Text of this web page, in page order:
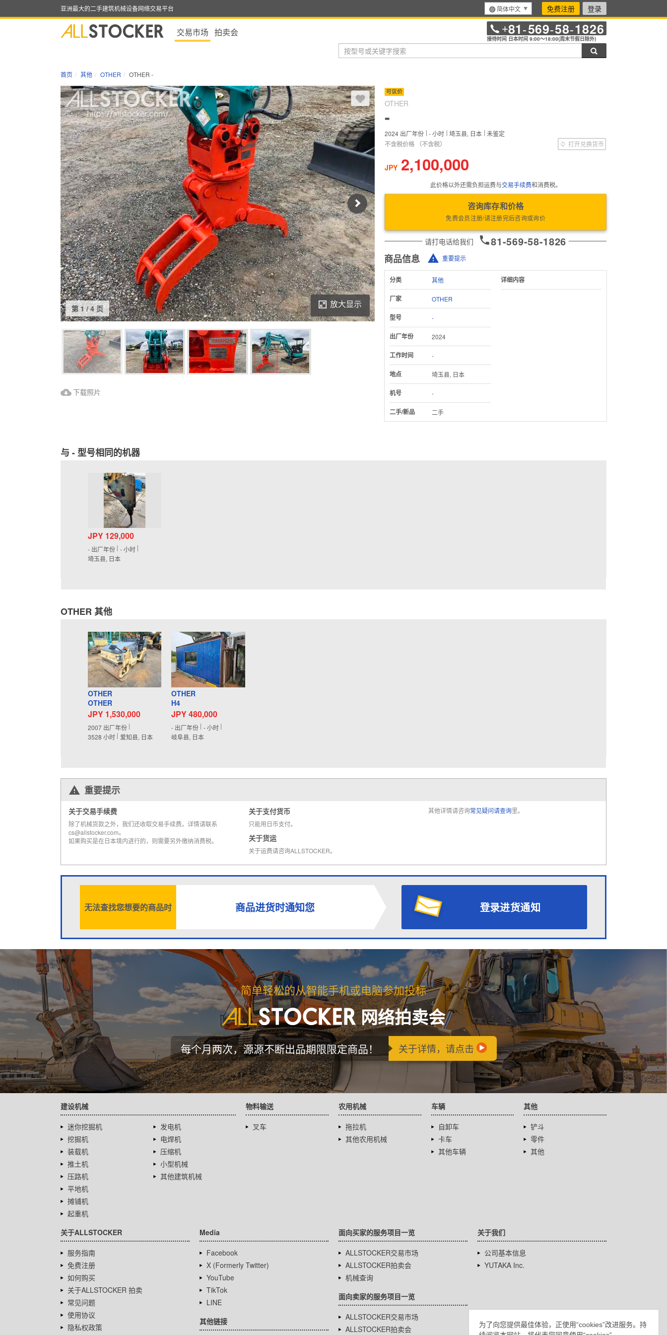
为了向您提供最佳体验，正使用“cookies”改进服务。持
亚洲最大的二手建筑机械设备网络交易平台 简体中文 免费注册 登录
交易市场 拍卖会 +81-569-58-1826
接待时间 日本时间 9:00～18:00(周末节假日除外)
首页 其他 OTHER OTHER -
可议价
OTHER
-
2024 出厂年份 -小时 埼玉县, 日本 未鉴定
第 1 / 4 页 放大显示
登录后，可以收藏到收藏夹
下载照片
不含税价格 （不含税）
JPY 2,100,000
打开兑换货币
此价格以外还需负担运费与交易手续费和消费税。
咨询库存和价格
免费会员注册/请注册完后咨询或询价
请打电话给我们 81-569-58-1826
商品信息 重要提示
分类 其他
厂家 OTHER
型号 -
出厂年份 2024
工作时间 -
地点 埼玉县, 日本
机号 -
二手/新品 二手
详细内容
与 - 型号相同的机器
JPY 129,000
- 出厂年份 -小时
埼玉县, 日本
OTHER 其他
OTHER
OTHER
JPY 1,530,000
2007 出厂年份
3528 小时 爱知县, 日本
OTHER
H4
JPY 480,000
- 出厂年份 -小时
岐阜县, 日本
重要提示
关于交易手续费
除了机械货款之外，我们还收取交易手续费。详情请联系
cs@allstocker.com。
如果购买是在日本境内进行的，则需要另外缴纳消费税。
关于支付货币
只能用日币支付。
关于货运
关于运费请咨询ALLSTOCKER。
其他详情请咨询常见疑问请查询里。
无法查找您想要的商品时 商品进货时通知您 登录进货通知
简单轻松的从智能手机或电脑参加投标
网络拍卖会
每个月两次，源源不断出品期限限定商品！ 关于详情，请点击
建设机械
迷你挖掘机
挖掘机
装载机
推土机
压路机
平地机
摊铺机
起重机
发电机
电焊机
压缩机
小型机械
其他建筑机械
物料输送
叉车
农用机械
拖拉机
其他农用机械
车辆
自卸车
卡车
其他车辆
其他
铲斗
零件
其他
关于ALLSTOCKER
服务指南
免费注册
如何购买
关于ALLSTOCKER 拍卖
常见问题
使用协议
隐私权政策
Media
Facebook
X (Formerly Twitter)
YouTube
TikTok
LINE
其他链接
面向买家的服务项目一览
ALLSTOCKER交易市场
ALLSTOCKER拍卖会
机械查询
面向卖家的服务项目一览
ALLSTOCKER交易市场
ALLSTOCKER拍卖会
关于我们
公司基本信息
YUTAKA Inc.